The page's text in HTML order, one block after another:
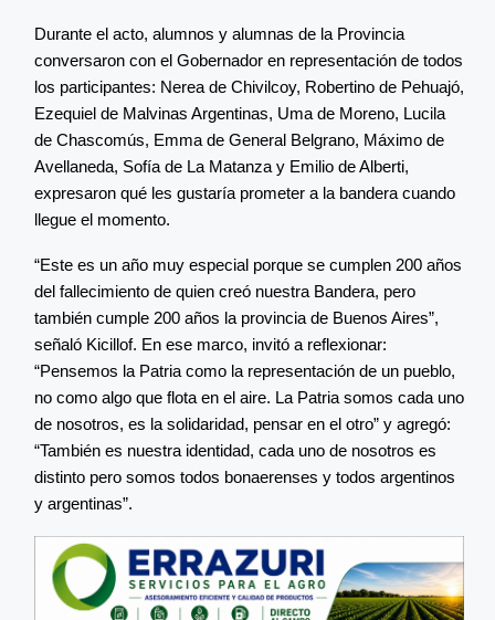
Durante el acto, alumnos y alumnas de la Provincia
conversaron con el Gobernador en representación de todos
los participantes: Nerea de Chivilcoy, Robertino de Pehuajó,
Ezequiel de Malvinas Argentinas, Uma de Moreno, Lucila
de Chascomús, Emma de General Belgrano, Máximo de
Avellaneda, Sofía de La Matanza y Emilio de Alberti,
expresaron qué les gustaría prometer a la bandera cuando
llegue el momento.
“Este es un año muy especial porque se cumplen 200 años
del fallecimiento de quien creó nuestra Bandera, pero
también cumple 200 años la provincia de Buenos Aires”,
señaló Kicillof. En ese marco, invitó a reflexionar:
“Pensemos la Patria como la representación de un pueblo,
no como algo que flota en el aire. La Patria somos cada uno
de nosotros, es la solidaridad, pensar en el otro” y agregó:
“También es nuestra identidad, cada uno de nosotros es
distinto pero somos todos bonaerenses y todos argentinos
y argentinas”.